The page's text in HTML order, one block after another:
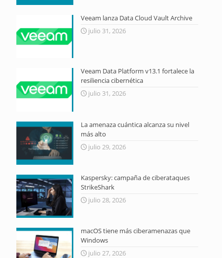
Veeam lanza Data Cloud Vault Archive
julio 31, 2026
Veeam Data Platform v13.1 fortalece la
resiliencia cibernética
julio 31, 2026
La amenaza cuántica alcanza su nivel
más alto
julio 29, 2026
Kaspersky: campaña de ciberataques
StrikeShark
julio 28, 2026
macOS tiene más ciberamenazas que
Windows
julio 27, 2026